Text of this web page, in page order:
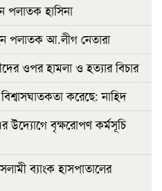
পলাতক হাসিনা
পলাতক আ.লীগ নেতারা
ওপর হামলা ও হত্যার বিচার
করেছে: নাহিদ
উদ্যোগে বৃক্ষরোপণ কর্মসূচি
ব্যাংক হাসপাতালের